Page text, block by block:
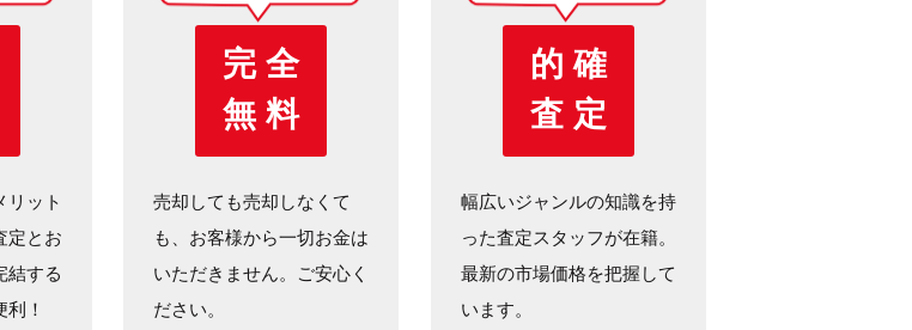
リット
定とお
結する
！
完 全
無 料
売却しても売却しなくて
も、お客様から一切お金は
いただきません。ご安心く
ださい。
的 確
査 定
幅広いジャンルの知識を持
った査定スタッフが在籍。
最新の市場価格を把握して
います。